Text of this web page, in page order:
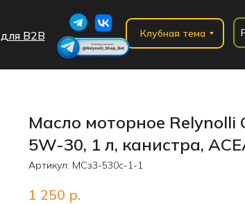
для B2B Клубная тема
Масло моторное Relynolli
5W-30, 1 л, канистра,
Артикул: МСз3-530с-1-1
1 250 р.